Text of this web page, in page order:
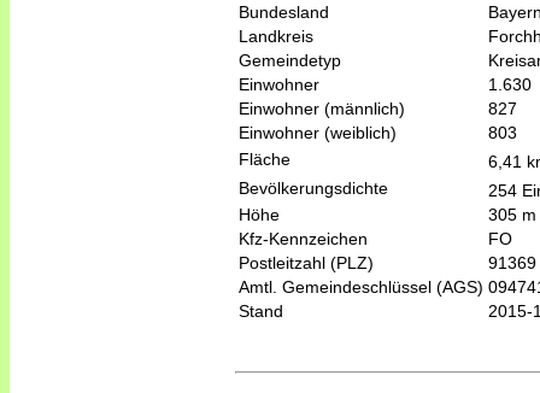
Bundesland
Landkreis
Gemeindetyp
Einwohner
1.630
Einwohner (männlich)
827
Einwohner (weiblich)
803
Fläche
6,41
Bevölkerungsdichte
254
Höhe
305 m
Kfz-Kennzeichen
FO
Postleitzahl (PLZ)
91369
Amtl. Gemeindeschlüssel (AGS)
Stand
2015-